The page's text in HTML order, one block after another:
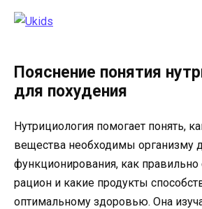
Пояснение понятия
для похудения
Нутрициология помогает понять,
вещества необходимы организму
функционирования, как правильно
рацион и какие продукты
оптимальному здоровью. Она